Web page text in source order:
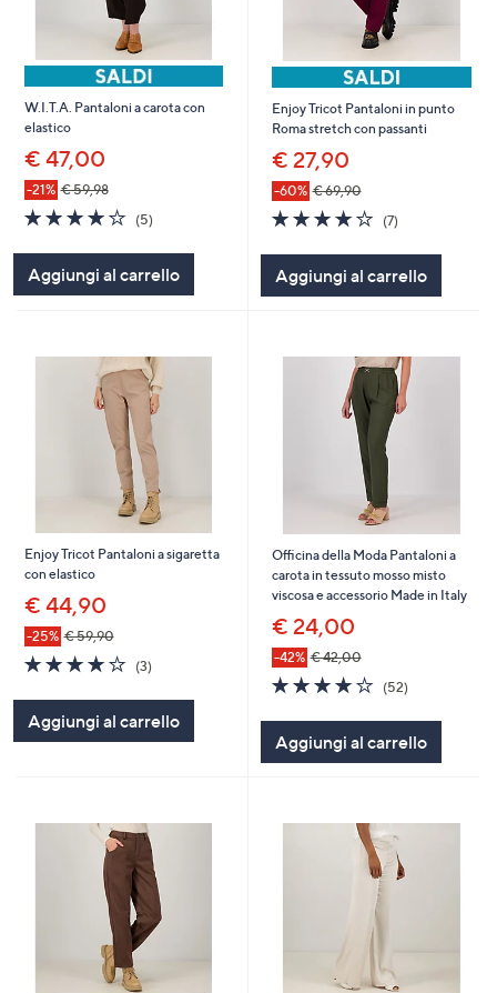
W.I.T.A. Pantaloni a carota con
elastico
€ 47,00
-21% € 59,98
4.0
of
5
Stars
(5)
Aggiungi al carrello
Enjoy Tricot Pantaloni in punto
Roma stretch con passanti
€ 27,90
-60% € 69,90
4.0
of
5
Stars
(7)
Aggiungi al carrello
Enjoy Tricot Pantaloni a sigaretta
con elastico
€ 44,90
-25% € 59,90
4.0
of
5
Stars
(3)
Aggiungi al carrello
Officina della Moda Pantaloni a
carota in tessuto mosso misto
viscosa e accessorio Made in Italy
€ 24,00
-42% € 42,00
4.1
of
5
Stars
(52)
Aggiungi al carrello